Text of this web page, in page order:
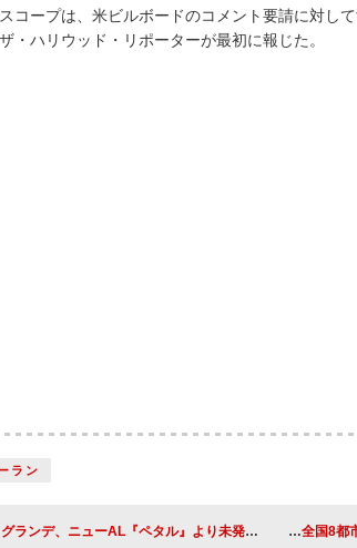
コープは、米ビルボードのコメント要請に対し
・ハリウッド・リポーターが最初に報じた。
ラン
ンデ、ニューAL『ペタル』より未発表曲2曲を一部公開 離婚伝説